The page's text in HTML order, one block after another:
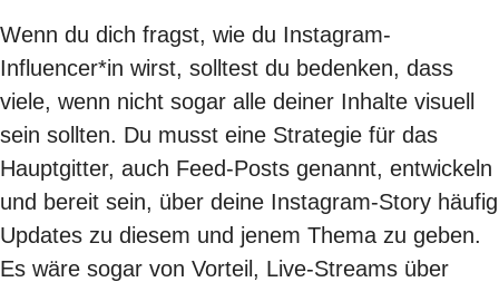
Wenn du dich fragst, wie du Instagram-
Influencer*in wirst, solltest du bedenken, dass
viele, wenn nicht sogar alle deiner Inhalte visuell
sein sollten. Du musst eine Strategie für das
Hauptgitter, auch Feed-Posts genannt, entwickeln
und bereit sein, über deine Instagram-Story häufig
Updates zu diesem und jenem Thema zu geben.
Es wäre sogar von Vorteil, Live-Streams über